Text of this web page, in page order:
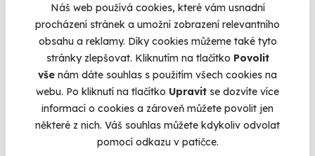
Náš web používá cookies, které vám usnadní
procházení stránek a umožní zobrazení relevantního
obsahu a reklamy. Díky cookies můžeme také tyto
stránky zlepšovat. Kliknutím na tlačítko Povolit
vše nám dáte souhlas s použitím všech cookies na
webu. Po kliknutí na tlačítko Upravit se dozvíte více
informací o cookies a zároveň můžete povolit jen
některé z nich. Váš souhlas můžete kdykoliv odvolat
pomocí odkazu v patičce.
Únikové hry
Zážitky ve virtuální realitě
Zážitky na doma
Dárkové balíčky
Simulátory
Zážitky v akci